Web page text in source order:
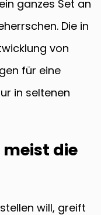
ganzes Set an
Die in
von
für eine
in seltenen
meist die
will, greift